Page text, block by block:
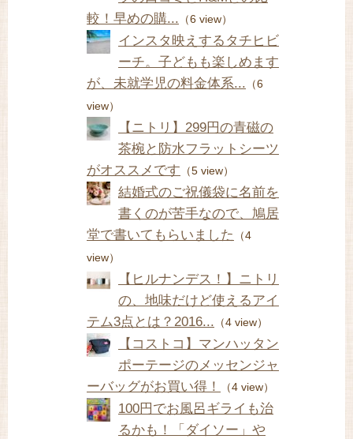
較！早めの購... （6 view）
インスタ映えするタチヒビ
ーチ。子どもも楽しめます
が、未就学児の料金体系... （6
view）
【ニトリ】299円の青磁の
茶椀と防水フラットシーツ
がオススメです （5 view）
結婚式のご祝儀袋に名前を
書くのが苦手なので、鳩居
堂で書いてもらいました
（4
view）
【ヒルナンデス！】ニトリ
の、地味だけど使えるアイ
テム3点とは？2016... （4 view）
【コストコ】マンハッタン
ポーテージのメッセンジャ
ーバッグがお買い得！
（4 view）
100円でお風呂ギライも治
るかも！「ダイソー」や